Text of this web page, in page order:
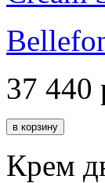
37 440
Крем